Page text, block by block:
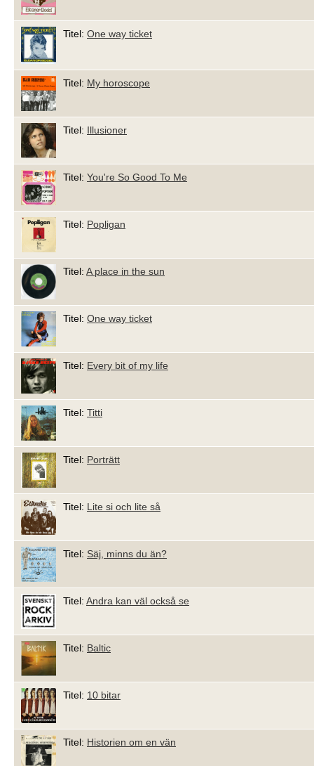
Titel: One way ticket
Titel: My horoscope
Titel: Illusioner
Titel: You're So Good To Me
Titel: Popligan
Titel: A place in the sun
Titel: One way ticket
Titel: Every bit of my life
Titel: Titti
Titel: Porträtt
Titel: Lite si och lite så
Titel: Säj, minns du än?
Titel: Andra kan väl också se
Titel: Baltic
Titel: 10 bitar
Titel: Historien om en vän